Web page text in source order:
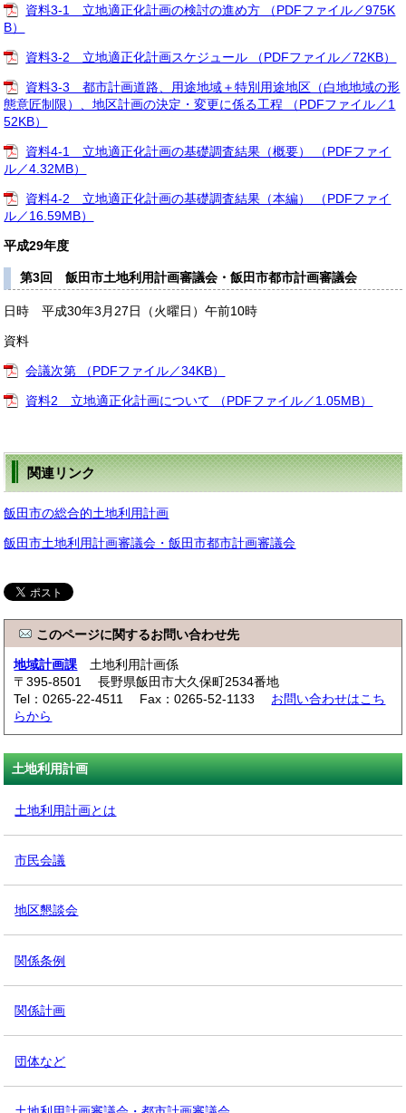
資料3-1 立地適正化計画の検討の進め方 （PDFファイル／975K
B）
資料3-2 立地適正化計画スケジュール （PDFファイル／72KB）
資料3-3 都市計画道路、用途地域＋特別用途地区（白地地域の形
態意匠制限）、地区計画の決定・変更に係る工程 （PDFファイル／1
52KB）
資料4-1 立地適正化計画の基礎調査結果（概要） （PDFファイ
ル／4.32MB）
資料4-2 立地適正化計画の基礎調査結果（本編） （PDFファイ
ル／16.59MB）
平成29年度
第3回 飯田市土地利用計画審議会・飯田市都市計画審議会
日時 平成30年3月27日（火曜日）午前10時
資料
会議次第 （PDFファイル／34KB）
資料2 立地適正化計画について （PDFファイル／1.05MB）
関連リンク
飯田市の総合的土地利用計画
飯田市土地利用計画審議会・飯田市都市計画審議会
このページに関するお問い合わせ先
地域計画課 土地利用計画係
〒395-8501 長野県飯田市大久保町2534番地
Tel：0265-22-4511 Fax：0265-52-1133 お問い合わせはこち
らから
土地利用計画
土地利用計画とは
市民会議
地区懇談会
関係条例
関係計画
団体など